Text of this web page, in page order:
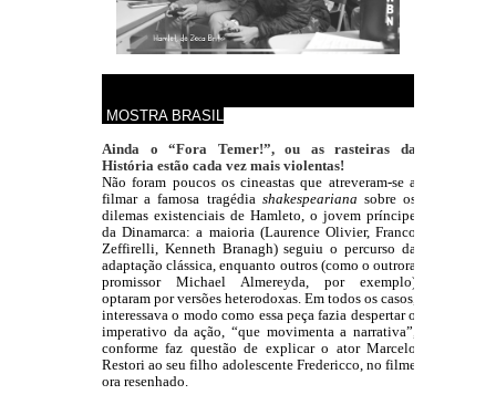
MOSTRA BRASIL
Ainda o “Fora Temer!”, ou as rasteiras da
História estão cada vez mais violentas!
Não foram poucos os cineastas que atreveram-se a
filmar a famosa tragédia shakespeariana sobre os
dilemas existenciais de Hamleto, o jovem príncipe
da Dinamarca: a maioria (Laurence Olivier, Franco
Zeffirelli, Kenneth Branagh) seguiu o percurso da
adaptação clássica, enquanto outros (como o outrora
promissor Michael Almereyda, por exemplo)
optaram por versões heterodoxas. Em todos os casos,
interessava o modo como essa peça fazia despertar o
imperativo da ação, “que movimenta a narrativa”,
conforme faz questão de explicar o ator Marcelo
Restori ao seu filho adolescente Fredericco, no filme
ora resenhado.